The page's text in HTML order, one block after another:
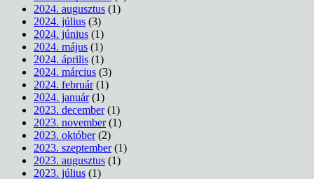
2024. augusztus (1)
2024. július (3)
2024. június (1)
2024. május (1)
2024. április (1)
2024. március (3)
2024. február(1)
2024. január(1)
2023. december(1)
2023. november(1)
2023. október(2)
2023. szeptember(1)
2023. augusztus (1)
2023. július (1)